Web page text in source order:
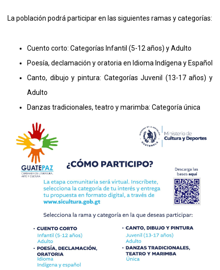
La población podrá participar en las siguientes ramas y categorías:
Cuento corto: Categorías Infantil (5-12 años) y Adulto
Poesía, declamación y oratoria en Idioma Indígena y Español
Canto, dibujo y pintura: Categorías Juvenil (13-17 años) y
Adulto
Danzas tradicionales, teatro y marimba: Categoría única